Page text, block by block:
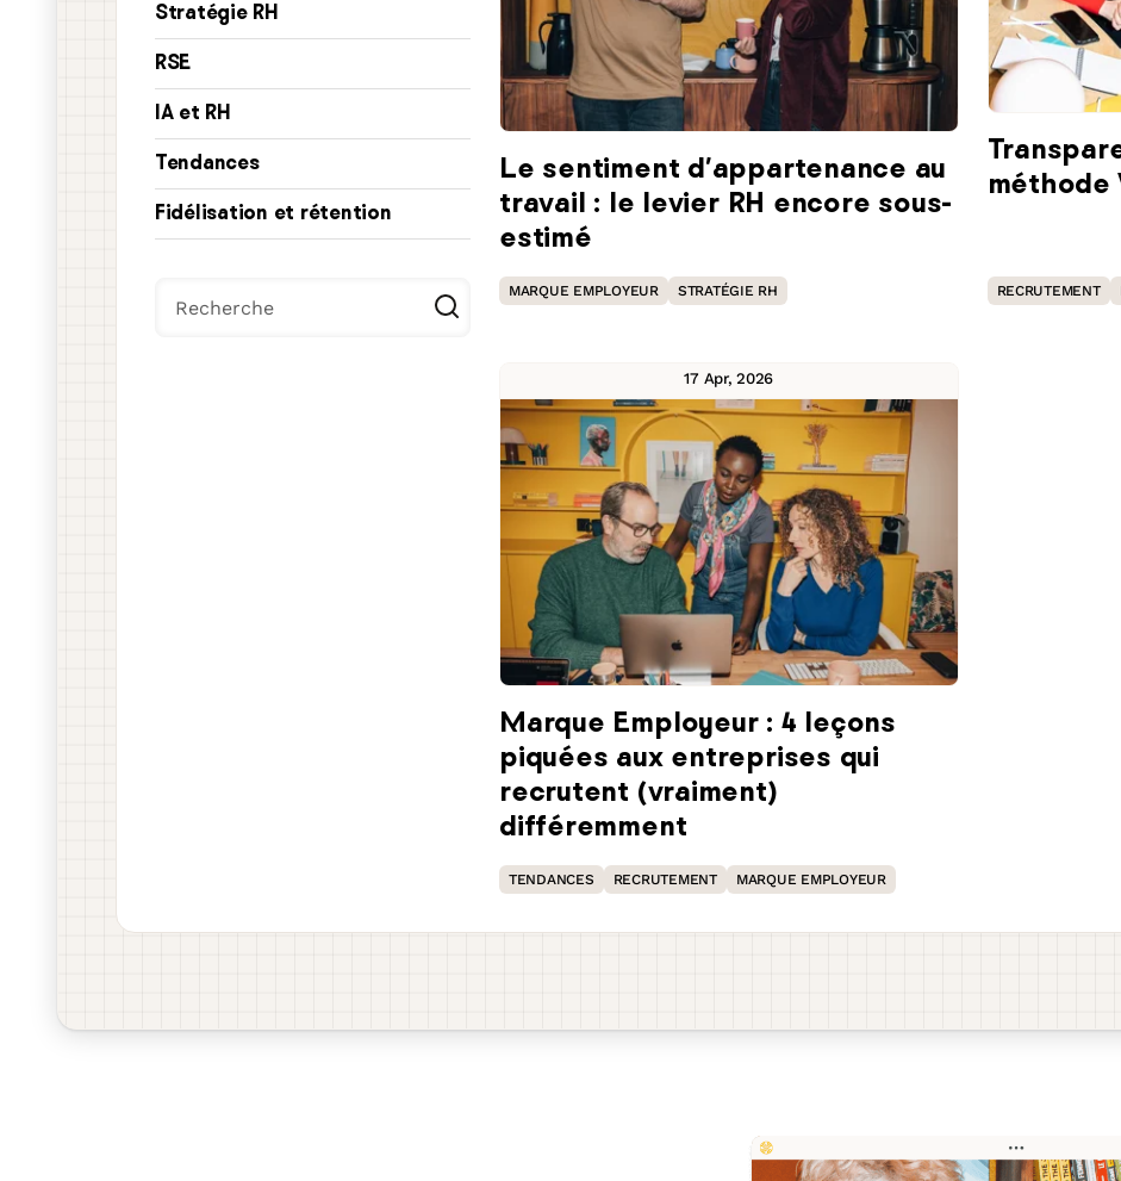
vous démarquer et trouver les talents faits
pour vous
Stratégie RH
RSE
IA et RH
Tendances
Fidélisation et rétention
Il s'agit d'un champ de recherche auquel est associée une fonctionnalité de recherche automatique.
Le sentiment d'appartenance au
travail : le levier RH encore sous-
estimé
MARQUE EMPLOYEUR STRATÉGIE RH
méthode
RECRUTEMENT
17 Apr, 2026
Marque Employeur : 4 leçons
piquées aux entreprises qui
recrutent (vraiment)
différemment
TENDANCES RECRUTEMENT MARQUE EMPLOYEUR